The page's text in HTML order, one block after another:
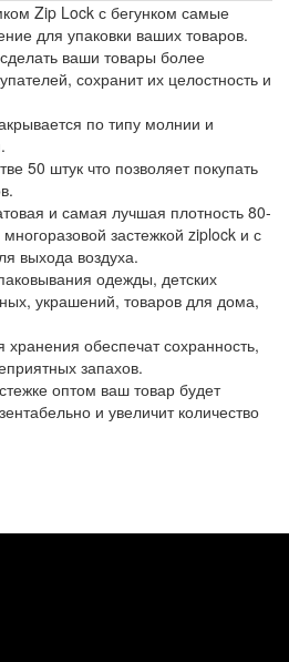
Zip Lock с бегунком самые
для упаковки ваших товаров.
ваши товары более
сохранит их целостность и
по типу молнии и
50 штук что позволяет покупать
и самая лучшая плотность 80-
застежкой ziplock и с
выхода воздуха.
одежды, детских
украшений, товаров для дома,
обеспечат сохранность,
запахов.
оптом ваш товар будет
и увеличит количество